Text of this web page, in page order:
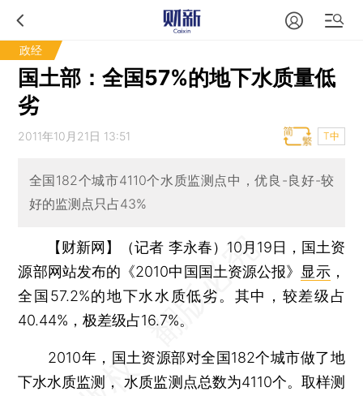
政经
国土部：全国57%的地下水质量低
劣
2011年10月21日 13:51 T中
全国182个城市4110个水质监测点中，优良-良好-较
好的监测点只占43%
【财新网】（记者 李永春） 10月19日，国土资
源部网站发布的《2010中国国土资源公报》 显示，
全国57.2%的地下水水质低劣。其中，较差级占
40.44%，极差级占16.7%。
2010年，国土资源部对全国182个城市做了地
下水水质监测， 水质监测点总数为4110个。取样测